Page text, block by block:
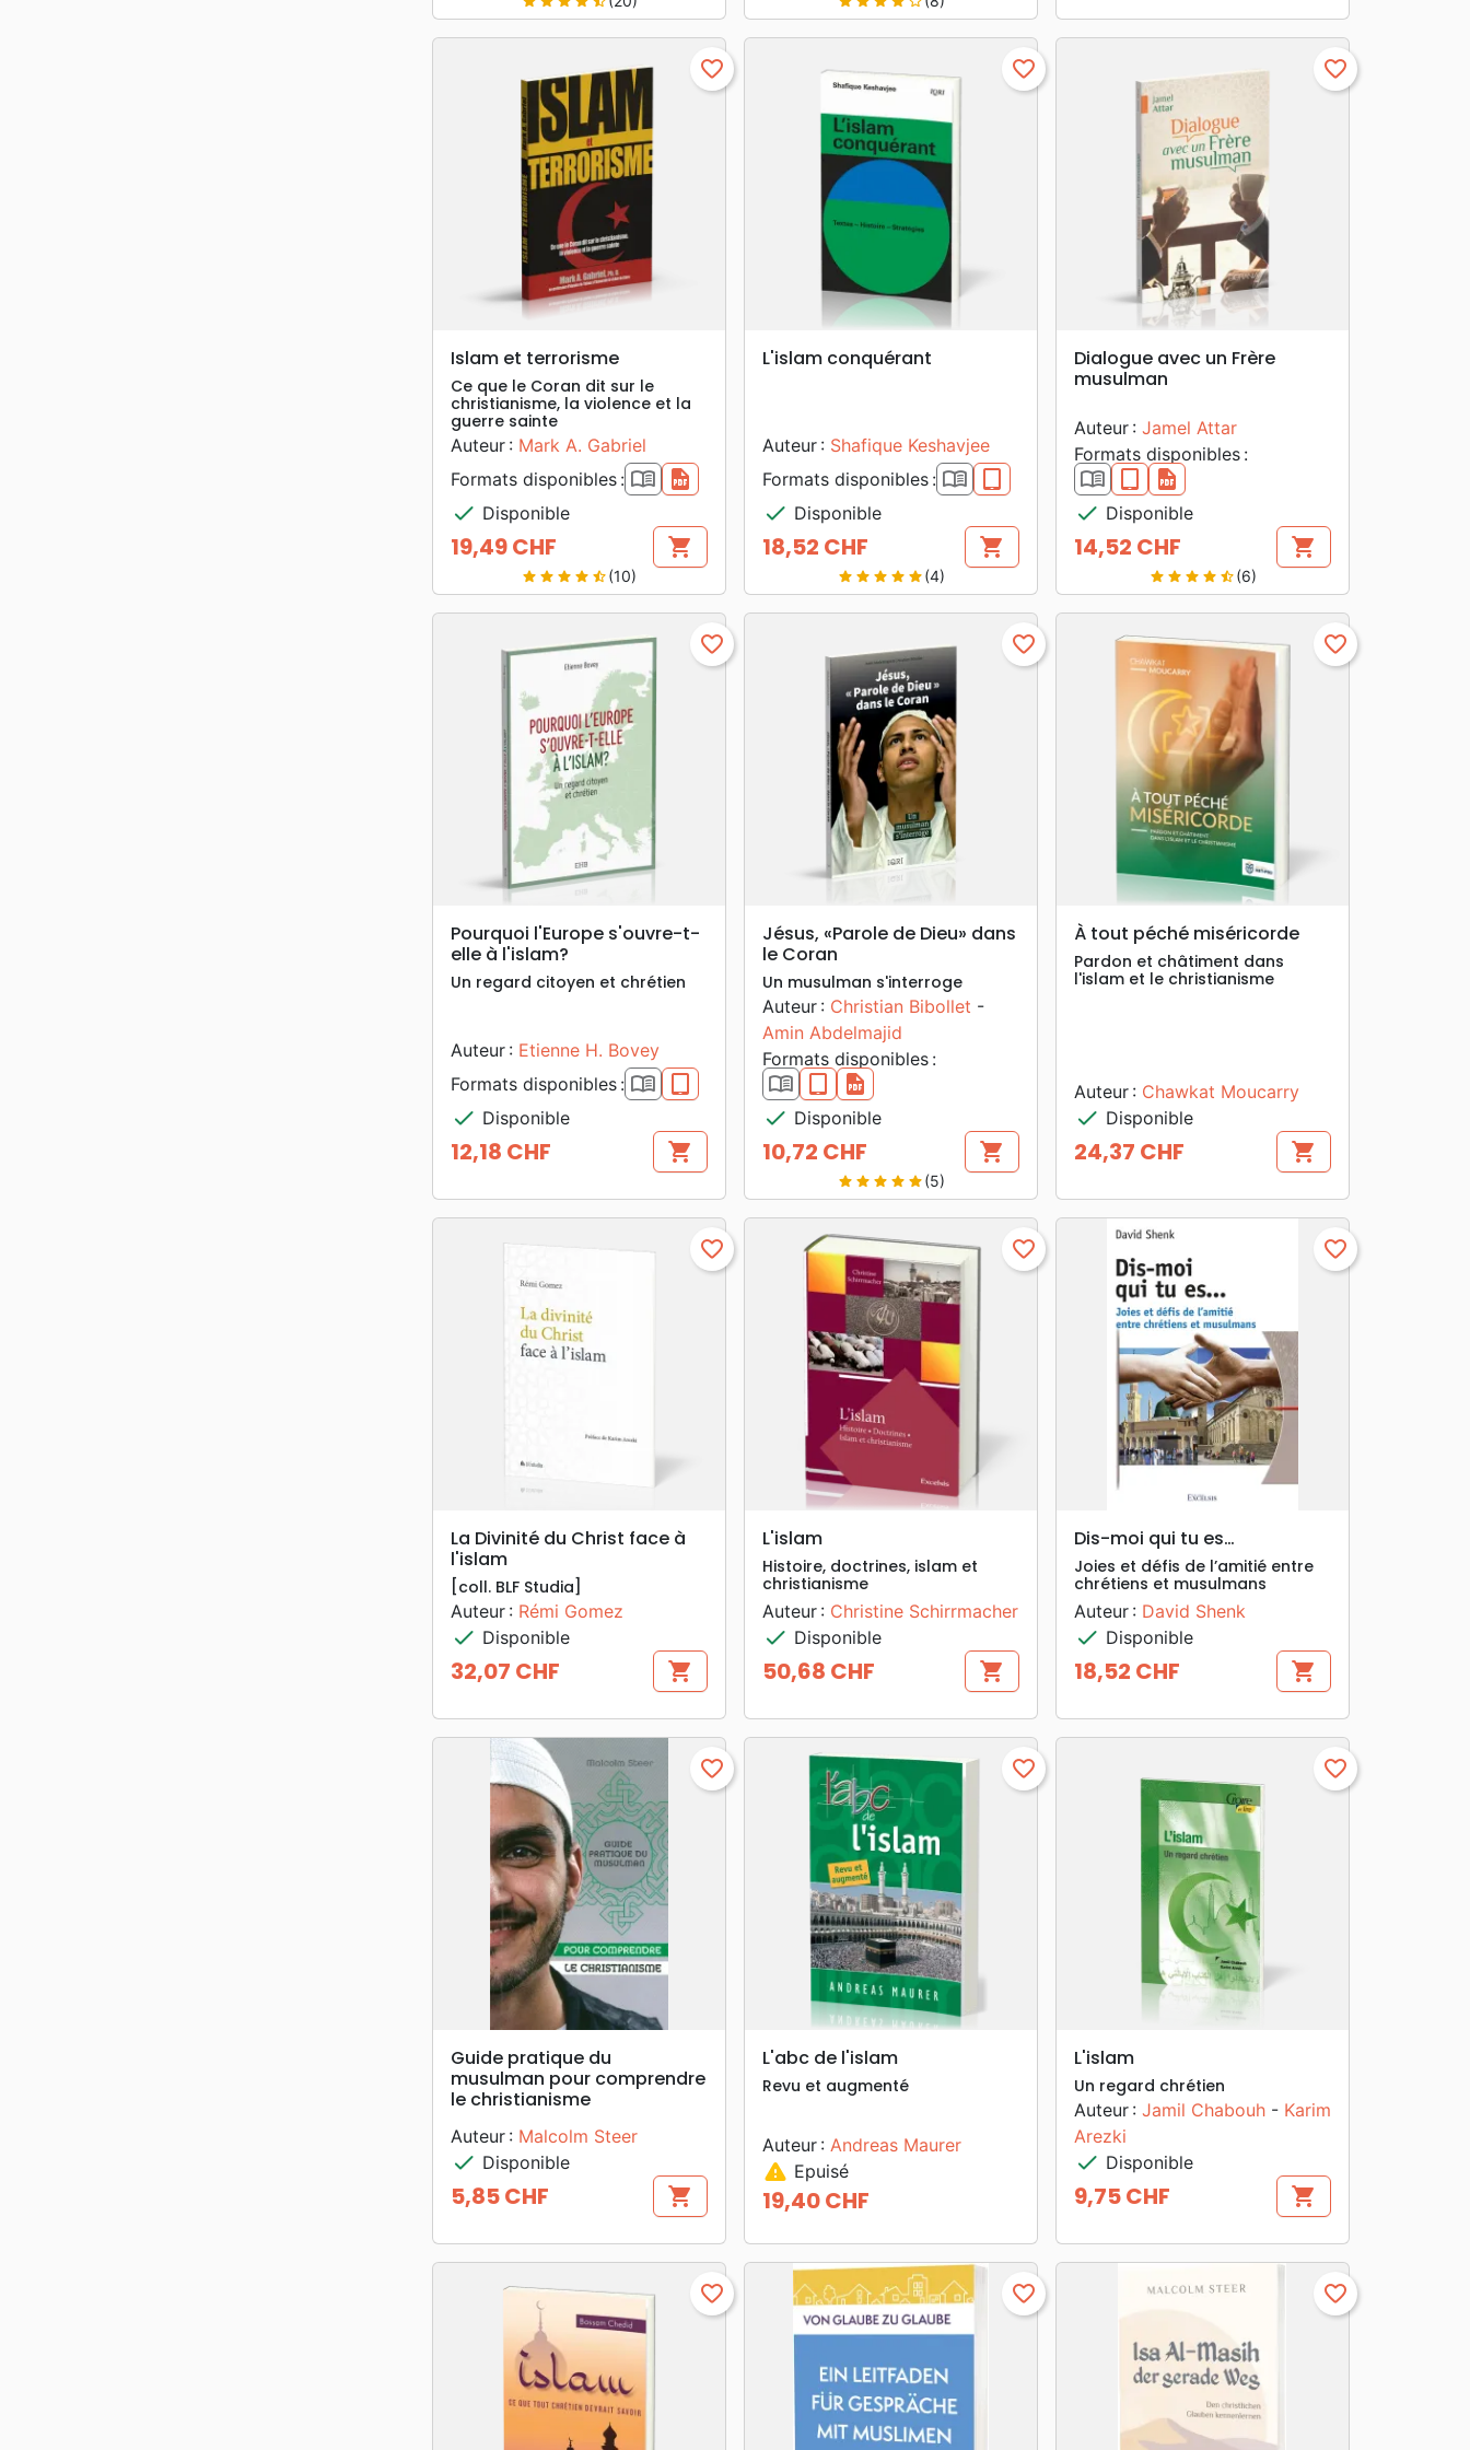
search APERÇU RAPIDE
favorite_border
Islam et terrorisme
Ce que le Coran dit sur le
christianisme, la violence et la
guerre sainte
Auteur : Mark A. Gabriel
Formats disponibles : book_open
pdf
check Disponible
Prix
19,49 CHF shopping_cart
star star star star star_half(10)
search APERÇU RAPIDE
favorite_border
L'islam conquérant
Auteur : Shafique Keshavjee
Formats disponibles : book_open
epub
check Disponible
Prix
18,52 CHF shopping_cart
star star star star star(4)
search APERÇU RAPIDE
favorite_border
Dialogue avec un Frère
musulman
Auteur : Jamel Attar
Formats disponibles :
book_open epub
pdf
check Disponible
Prix
14,52 CHF shopping_cart
star star star star star_half(6)
search APERÇU RAPIDE
favorite_border
Pourquoi l'Europe s'ouvre-t-
elle à l'islam?
Un regard citoyen et chrétien
Auteur : Etienne H. Bovey
Formats disponibles : book_open
epub
check Disponible
Prix
12,18 CHF shopping_cart
search APERÇU RAPIDE
favorite_border
Jésus, «Parole de Dieu» dans
le Coran
Un musulman s'interroge
Auteur : Christian Bibollet -
Amin Abdelmajid
Formats disponibles :
book_open epub
pdf
check Disponible
Prix
10,72 CHF shopping_cart
star star star star star(5)
search APERÇU RAPIDE
favorite_border
À tout péché miséricorde
Pardon et châtiment dans
l'islam et le christianisme
Auteur : Chawkat Moucarry
check Disponible
Prix
24,37 CHF shopping_cart
searchAPERÇU RAPIDE
favorite_border
La Divinité du Christ face à
l'islam
[coll. BLF Studia]
Auteur : Rémi Gomez
check Disponible
Prix
32,07 CHF shopping_cart
search
favorite_border
L'islam
Histoire, doctrines, islam et
christianisme
Auteur : Christine Schirrmacher
check Disponible
Prix
50,68 CHF shopping_cart
search APERÇU RAPIDE
favorite_border
Dis-moi qui tu es…
Joies et défis de l’amitié entre
chrétiens et musulmans
Auteur : David Shenk
check Disponible
Prix
18,52 CHF shopping_cart
search APERÇU RAPIDE
favorite_border
Guide pratique du
musulman pour comprendre
le christianisme
Auteur : Malcolm Steer
check Disponible
Prix
5,85 CHF shopping_cart
search APERÇU RAPIDE
favorite_border
L'abc de l'islam
Revu et augmenté
Auteur : Andreas Maurer
warning Epuisé
Prix
19,40 CHF
search
favorite_border
L'islam
Un regard chrétien
Auteur : Jamil Chabouh- Karim
Arezki
check Disponible
Prix
9,75 CHF shopping_cart
favorite_border favorite_border favorite_border